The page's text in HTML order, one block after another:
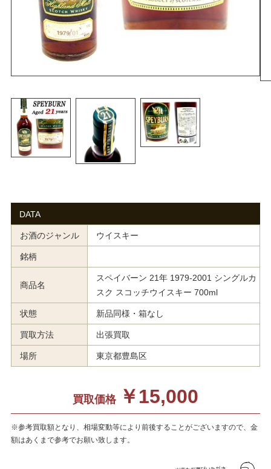
DATA
お酒のジャンル ウイスキー
銘柄
商品名
スペイバーン 21年 1979-2001 シングルカ
スク スコッチウイスキー 700ml
状態 新品同様・箱なし
買取方法 出張買取
場所 東京都豊島区
買取価格 ￥15,000
※参考買取額となり、相場変動等により前後することがございますので、金
額はあくまで参考でお願い致します。